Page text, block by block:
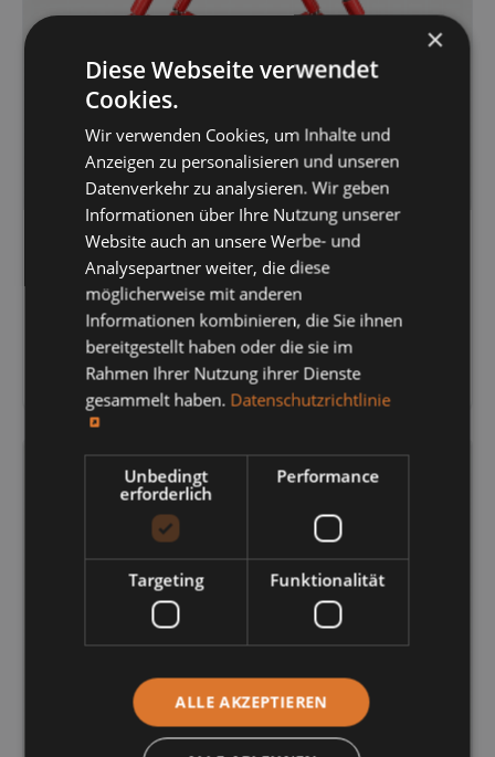
TRAGROLLEN-STATIONEN
Oberband-Lenkstationen
zum Produkt
×
Diese Webseite verwendet
Cookies.
Wir verwenden Cookies, um Inhalte und
Anzeigen zu personalisieren und unseren
Datenverkehr zu analysieren. Wir geben
Informationen über Ihre Nutzung unserer
Website auch an unsere Werbe- und
Analysepartner weiter, die diese
möglicherweise mit anderen
Informationen kombinieren, die Sie ihnen
bereitgestellt haben oder die sie im
Rahmen Ihrer Nutzung ihrer Dienste
gesammelt haben. Datenschutzrichtlinie
Unbedingt
erforderlich
Performance
Targeting Funktionalität
ALLE AKZEPTIEREN